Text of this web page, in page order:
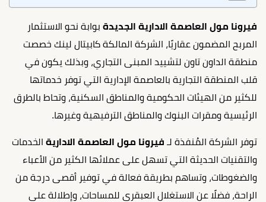
فيرونا مول العاصمة الادارية الجديدة بوابة نحو الاستثمار
المربح المضمون عقاريًا، الشركة المالكة كابيتال لينك خصصت
منطقة الداون تاون لتشييد المبنى التجاري، وبذلك يكون في
قلب المنطقة التجارية بالعاصمة الإدارية التي توفر خدماتها
للكثير من الهيئات الحكومية والمناطق السكنية، وتحاط بالطرق
الرئيسية ومقرات البنوك والمناطق الترفيهية وغيرها.
توفر الشركة المُنفذة لـ فيرونا مول العاصمة الادارية الخدمات
والتقنيات الحديثة التي تسهل على عملائها الكثير من الأعباء
والضغوطات، وتساهم بطريقة فعالة في توفير أقصى درجة من
الراحة، فضلًا عن الاستغلال العبقري للمساحات، وإطلالة على